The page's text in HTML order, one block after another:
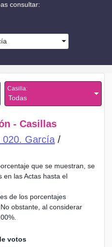
consultar:
Casilla:
Todas
- Casillas
020. García /
que se muestran, se
en las Actas hasta el
de los porcentajes
obstante, al considerar
votos